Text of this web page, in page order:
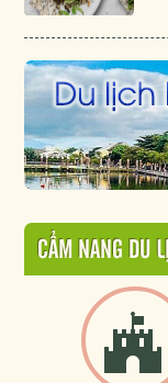
CẨM NANG DU